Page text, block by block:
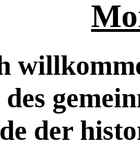
des
der